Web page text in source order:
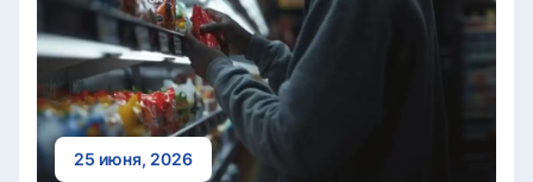
25 июня, 2026